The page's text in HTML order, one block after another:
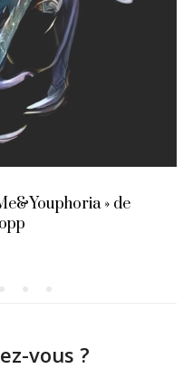
» de
vous ?